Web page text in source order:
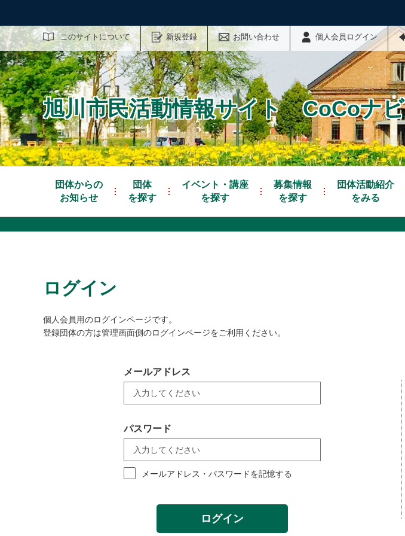
このサイトについて 新規登録 お問い合わせ 個人会員ログイン
サイト内検索
旭川市民活動情報サイト CoCoナビ
団体からの
お知らせ
団体
を探す
イベント・講座
を探す
募集情報
を探す
団体活動紹介
をみる
ログイン
個人会員用のログインページです。
登録団体の方は管理画面側のログインページをご利用ください。
メールアドレス
パスワード
メールアドレス・パスワードを記憶する
ログイン